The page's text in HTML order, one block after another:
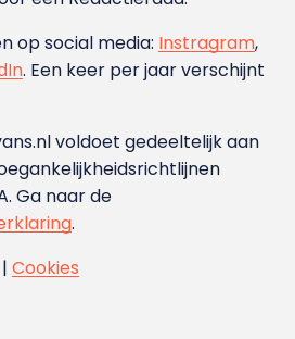
op social media: Instragram,
. Een keer per jaar verschijnt
voldoet gedeeltelijk aan
Ga naar de
.
Cookies